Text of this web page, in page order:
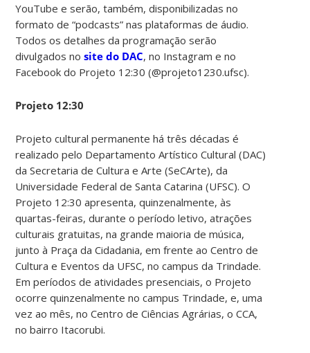
YouTube e serão, também, disponibilizadas no
formato de “podcasts” nas plataformas de áudio.
Todos os detalhes da programação serão
divulgados no site do DAC, no Instagram e no
Facebook do Projeto 12:30 (@projeto1230.ufsc).
Projeto 12:30
Projeto cultural permanente há três décadas é
realizado pelo Departamento Artístico Cultural (DAC)
da Secretaria de Cultura e Arte (SeCArte), da
Universidade Federal de Santa Catarina (UFSC). O
Projeto 12:30 apresenta, quinzenalmente, às
quartas-feiras, durante o período letivo, atrações
culturais gratuitas, na grande maioria de música,
junto à Praça da Cidadania, em frente ao Centro de
Cultura e Eventos da UFSC, no campus da Trindade.
Em períodos de atividades presenciais, o Projeto
ocorre quinzenalmente no campus Trindade, e, uma
vez ao mês, no Centro de Ciências Agrárias, o CCA,
no bairro Itacorubi.